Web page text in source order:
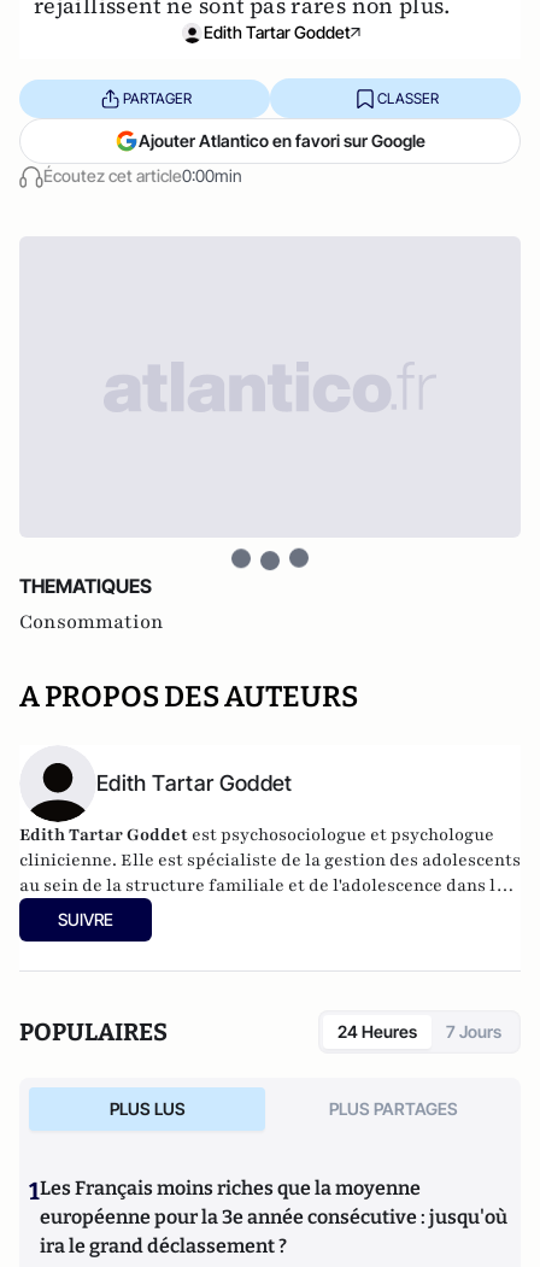
Edith Tartar Goddet
Écoutez cet article0:00min
PARTAGER CLASSER
Ajouter Atlantico en favori sur Google
THEMATIQUES
Consommation
A PROPOS DES AUTEURS
Edith Tartar Goddet
Edith Tartar Goddet est psychosociologue et psychologue
clinicienne. Elle est spécialiste de la gestion des adolescents
au sein de la structure familiale et de l'adolescence dans le
cadre scolaire, ainsi que des dysfonctionnements
relationnels toujours dans le cadre scolaire
des ateliers de parole
aux Editions Retz.
SUIVRE
POPULAIRES 24 Heures 7 Jours
PLUS LUS PLUS PARTAGES
1Les Français moins riches que la moyenne
européenne pour la 3e année consécutive : jusqu'où
ira le grand déclassement ?